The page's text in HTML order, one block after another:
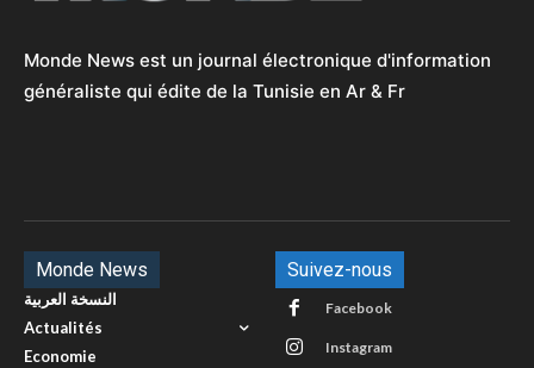
Monde News est un journal électronique d'information
généraliste qui édite de la Tunisie en Ar & Fr
Monde News
النسخة العربية
Actualités
Economie
Suivez-nous
Facebook
Instagram